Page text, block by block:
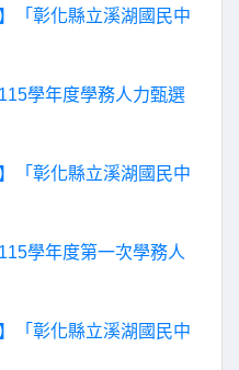
「彰化縣立溪湖國民中
學年度學務人力甄選
「彰化縣立溪湖國民中
學年度第一次學務人
「彰化縣立溪湖國民中